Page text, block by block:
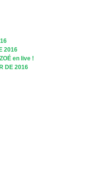
2016
en live !
DE 2016